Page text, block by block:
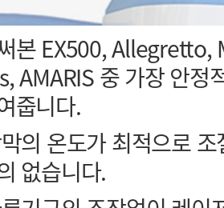
줍니다.
없습니다.